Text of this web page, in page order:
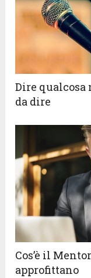
Dire qualcosa
da dire
Cos’è il
approfittano